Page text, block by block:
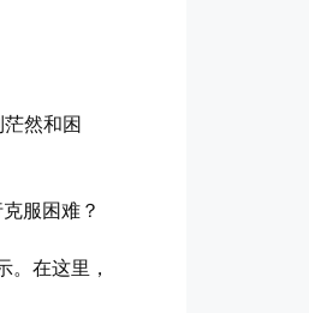
然和困
服困难？
。在这里，